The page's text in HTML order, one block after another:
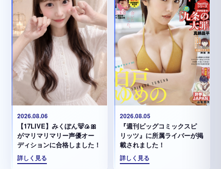
2026.08.06
【17LIVE】みくぽん🐻🍙🎀
がマリマリマリー声優オー
ディションに合格しました！
詳しく見る
2026.08.05
『週刊ビッグコミックスピ
リッツ』に所属ライバーが掲
載されました！
詳しく見る